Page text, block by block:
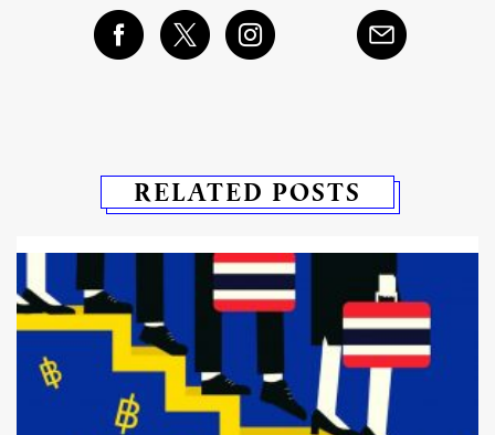
RELATED POSTS